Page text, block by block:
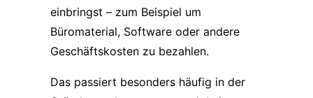
einbringst – zum Beispiel um
Büromaterial, Software oder andere
Geschäftskosten zu bezahlen.
Das passiert besonders häufig in der